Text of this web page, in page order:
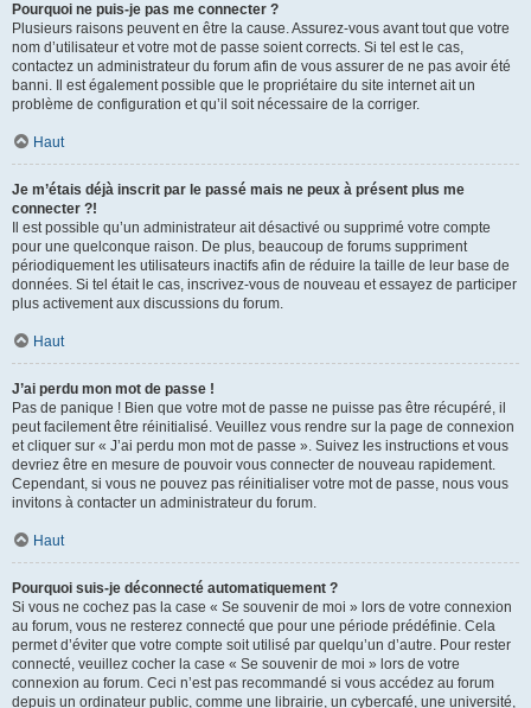
Pourquoi ne puis-je pas me connecter ?
Plusieurs raisons peuvent en être la cause. Assurez-vous avant tout que votre
nom d’utilisateur et votre mot de passe soient corrects. Si tel est le cas,
contactez un administrateur du forum afin de vous assurer de ne pas avoir été
banni. Il est également possible que le propriétaire du site internet ait un
problème de configuration et qu’il soit nécessaire de la corriger.
Haut
Je m’étais déjà inscrit par le passé mais ne peux à présent plus me
connecter ?!
Il est possible qu’un administrateur ait désactivé ou supprimé votre compte
pour une quelconque raison. De plus, beaucoup de forums suppriment
périodiquement les utilisateurs inactifs afin de réduire la taille de leur base de
données. Si tel était le cas, inscrivez-vous de nouveau et essayez de participer
plus activement aux discussions du forum.
Haut
J’ai perdu mon mot de passe !
Pas de panique ! Bien que votre mot de passe ne puisse pas être récupéré, il
peut facilement être réinitialisé. Veuillez vous rendre sur la page de connexion
et cliquer sur « J’ai perdu mon mot de passe ». Suivez les instructions et vous
devriez être en mesure de pouvoir vous connecter de nouveau rapidement.
Cependant, si vous ne pouvez pas réinitialiser votre mot de passe, nous vous
invitons à contacter un administrateur du forum.
Haut
Pourquoi suis-je déconnecté automatiquement ?
Si vous ne cochez pas la case « Se souvenir de moi » lors de votre connexion
au forum, vous ne resterez connecté que pour une période prédéfinie. Cela
permet d’éviter que votre compte soit utilisé par quelqu’un d’autre. Pour rester
connecté, veuillez cocher la case « Se souvenir de moi » lors de votre
connexion au forum. Ceci n’est pas recommandé si vous accédez au forum
depuis un ordinateur public, comme une librairie, un cybercafé, une université,